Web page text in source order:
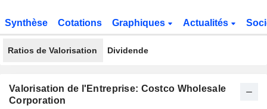
Synthèse Cotations Graphiques Actualités
Ratios de Valorisation Dividende
Valorisation de l'Entreprise: Costco Wholesale
Corporation